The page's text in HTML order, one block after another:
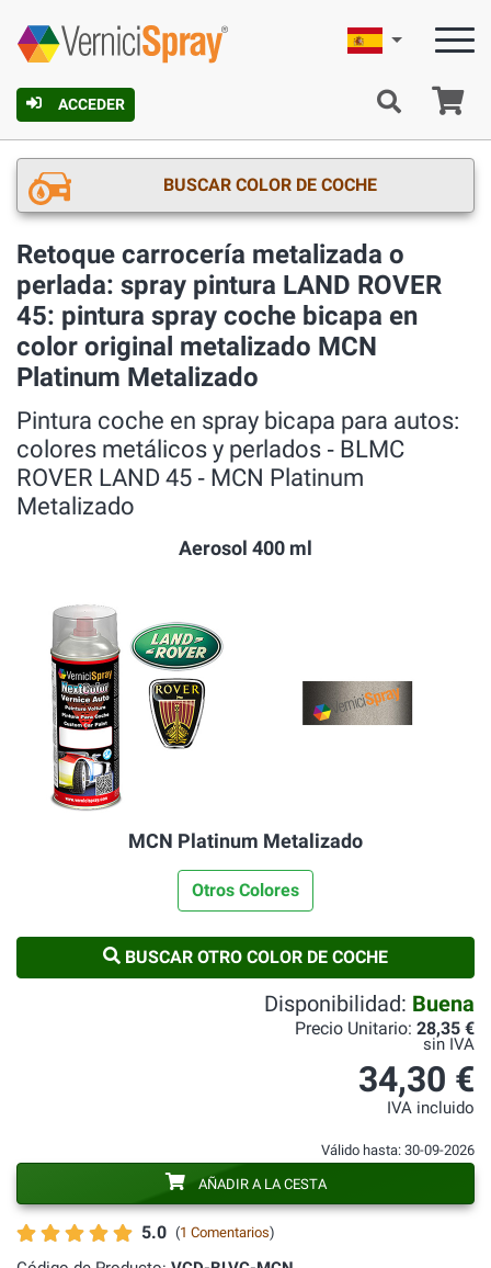
ACCEDER
Español
BUSCAR COLOR DE COCHE
Retoque carrocería metalizada o
perlada: spray pintura LAND ROVER
45: pintura spray coche bicapa en
color original metalizado MCN
Platinum Metalizado
Pintura coche en spray bicapa para autos:
colores metálicos y perlados ‐ BLMC
ROVER LAND 45 ‐ MCN Platinum
Metalizado
Aerosol 400 ml
MCN Platinum Metalizado
Otros Colores
BUSCAR OTRO COLOR DE COCHE
5.0 (1 Comentarios)
Disponibilidad: Buena
Precio Unitario: 28,35 €
sin IVA
34,30 €
IVA incluido
Válido hasta: 30-09-2026
AÑADIR A LA CESTA